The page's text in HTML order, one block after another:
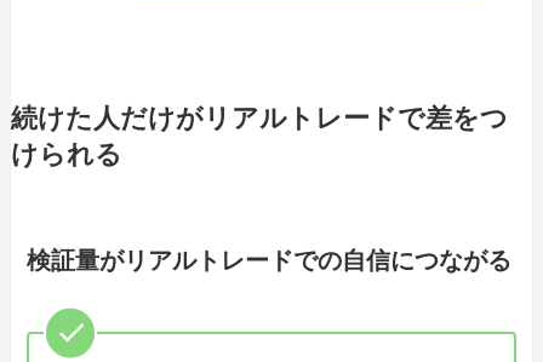
続けた人だけがリアルトレードで差をつ
けられる
検証量がリアルトレードでの自信につながる